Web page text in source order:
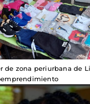
de zona periurbana de